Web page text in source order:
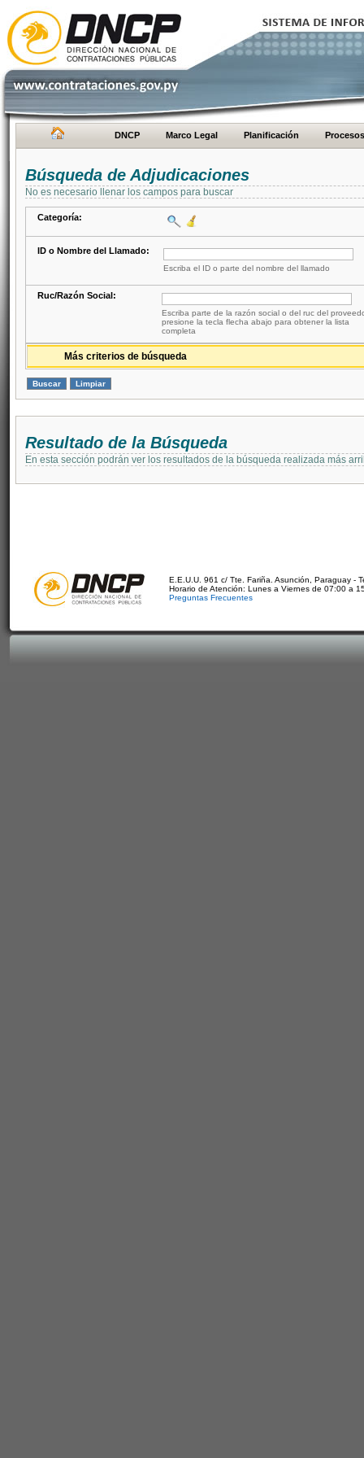
DNCP Marco Legal Planificación Procesos
Búsqueda de Adjudicaciones
No es necesario llenar los campos para buscar
Categoría:
ID o Nombre del Llamado:
Escriba el ID o parte del nombre del llamado
Ruc/Razón Social:
Escriba parte de la razón social o del ruc del
presione la tecla flecha abajo para obtener la lista
completa
Más criterios de búsqueda
Resultado de la Búsqueda
En esta sección podrán ver los resultados de la búsqueda realizada más
E.E.U.U. 961 c/ Tte. Fariña. Asunción, Paraguay -
Horario de Atención: Lunes a Viernes de 07:00 a
Preguntas Frecuentes